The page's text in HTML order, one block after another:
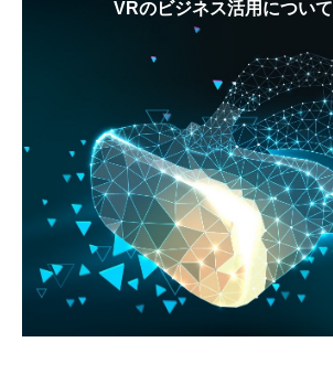
VRのビジネス活用について